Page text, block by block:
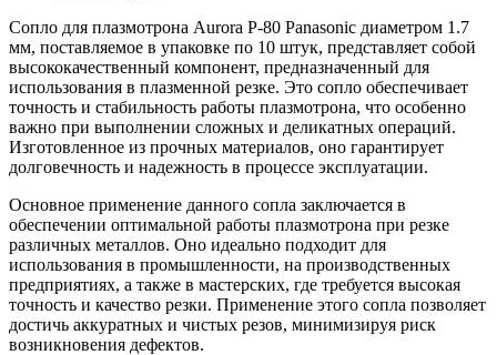
Сопло для плазмотрона Aurora P-80 Panasonic диаметром 1.7
мм, поставляемое в упаковке по 10 штук, представляет собой
высококачественный компонент, предназначенный для
использования в плазменной резке. Это сопло обеспечивает
точность и стабильность работы плазмотрона, что особенно
важно при выполнении сложных и деликатных операций.
Изготовленное из прочных материалов, оно гарантирует
долговечность и надежность в процессе эксплуатации.
Основное применение данного сопла заключается в
обеспечении оптимальной работы плазмотрона при резке
различных металлов. Оно идеально подходит для
использования в промышленности, на производственных
предприятиях, а также в мастерских, где требуется высокая
точность и качество резки. Применение этого сопла позволяет
достичь аккуратных и чистых резов, минимизируя риск
возникновения дефектов.